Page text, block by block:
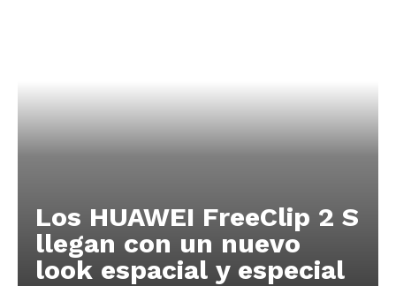
Los HUAWEI FreeClip 2 S
llegan con un nuevo
look espacial y especial